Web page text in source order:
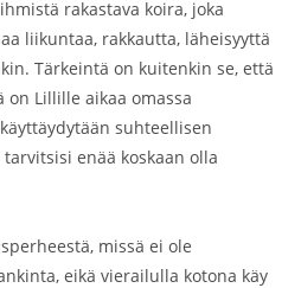
rakastava koira, joka
liikuntaa, rakkautta, läheisyyttä
Tärkeintä on kuitenkin se, että
on Lillille aikaa omassa
suhteellisen
enää koskaan olla
missä ei ole
eikä vierailulla kotona käy